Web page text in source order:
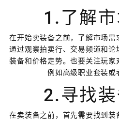
1.了解
在开始卖装备之前，了解市场
通过观察拍卖行、交易频道和
装备和价格走势。也要关注玩家
例如高级职业套装或
2.寻找
在卖装备之前，首先需要找到